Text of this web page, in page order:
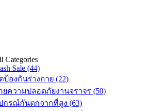
Categories
Sale (44)
ป้องกันร่างกาย (22)
ยความปลอดภัยงานจราจร (50)
กรณ์กันตกจากที่สูง (63)